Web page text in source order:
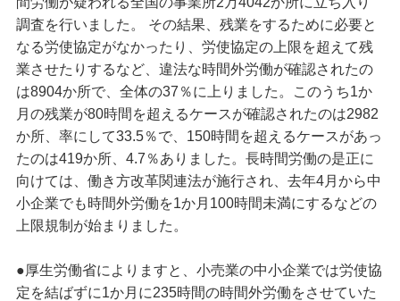
調査を行いました。 その結果、残業をするために必要と
なる労使協定がなかったり、労使協定の上限を超えて残
業させたりするなど、違法な時間外労働が確認されたの
は8904か所で、全体の37％に上りました。このうち1か
月の残業が80時間を超えるケースが確認されたのは2982
か所、率にして33.5％で、150時間を超えるケースがあっ
たのは419か所、4.7％ありました。長時間労働の是正に
向けては、働き方改革関連法が施行され、去年4月から中
小企業でも時間外労働を1か月100時間未満にするなどの
上限規制が始まりました。
●厚生労働省によりますと、小売業の中小企業では労使協
定を結ばずに1か月に235時間の時間外労働をさせていた